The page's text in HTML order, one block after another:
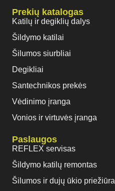
Prekių katalogas
Katilų ir degiklių dalys
Šildymo katilai
Šilumos siurbliai
Degikliai
Santechnikos prekės
Vėdinimo įranga
Vonios ir virtuvės įranga
Paslaugos
REFLEX servisas
Šildymo katilų remontas
Šilumos ir dujų ūkio priežiūra